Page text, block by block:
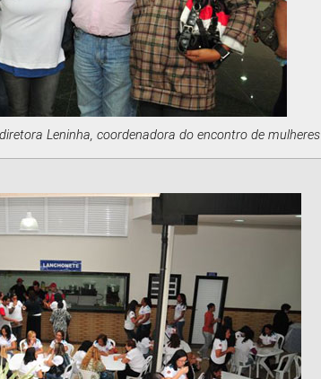
Leninha, coordenadora do encontro de mulheres